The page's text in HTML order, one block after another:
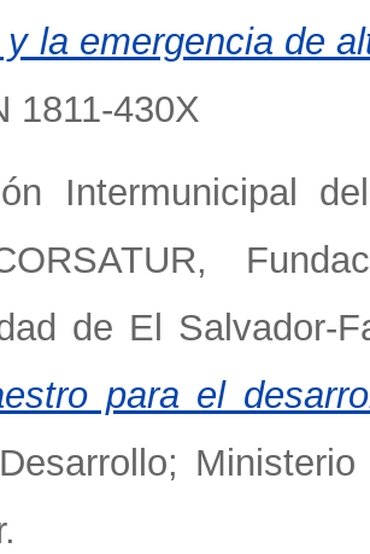
la emergencia de
1811-430X
Intermunicipal
,
de El Salvador-
para el